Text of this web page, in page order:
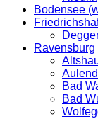
Bodensee
Ravensburg
Bad
Bad